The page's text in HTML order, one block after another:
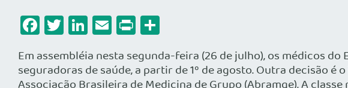
Facebook
Twitter
LinkedIn
Email
Print
Em assembléia nesta segunda-feira (26 de julho), os médicos
seguradoras de saúde, a partir de 1º de agosto. Outra decisão